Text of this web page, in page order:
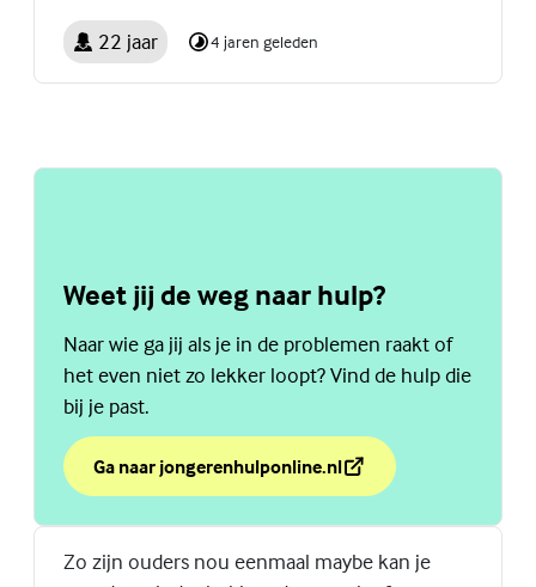
22 jaar 4 jaren geleden
Weet jij de weg naar hulp?
Naar wie ga jij als je in de problemen raakt of
het even niet zo lekker loopt? Vind de hulp die
bij je past.
Ga naar jongerenhulponline.nl
over Weet jij de weg naar hulp?
(Externe link)
Zo zijn ouders nou eenmaal maybe kan je